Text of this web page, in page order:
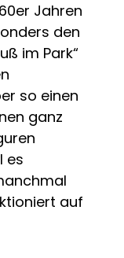
Jahren
den
im Park“
so einen
ganz
es
auf